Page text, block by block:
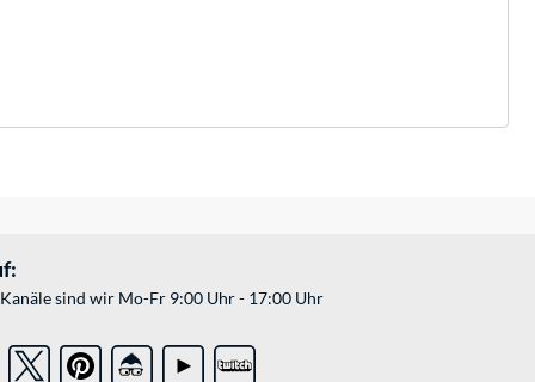
sind wir Mo-Fr 9:00 Uhr - 17:00 Uhr